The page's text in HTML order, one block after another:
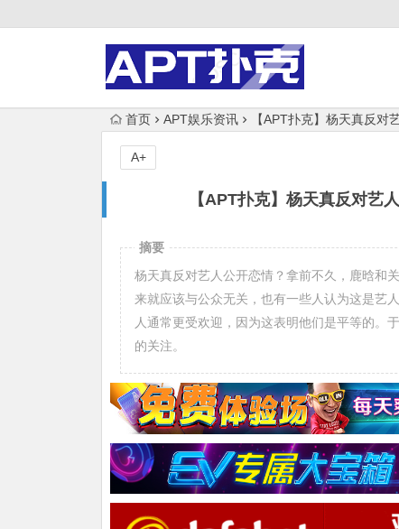
首页 APT娱乐资讯 【APT扑克】杨天真反对
【APT扑克】杨天真反对艺
A+
摘要
杨天真反对艺人公开恋情？拿前不久，鹿晗和
来就应该与公众无关，也有一些人认为这是艺
人通常更受欢迎，因为这表明他们是平等的。
的关注。